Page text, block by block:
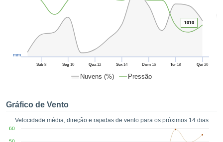
o
no
como
CONFIGURAÇÕES
Nuvens (%) Pressão
50
Sáb8 Seg10 Qua12 Sex 14 Dom16 Ter 18 Qui 20
mm
1010
Gráfico de Vento
Velocidade média, direção e rajadas de vento para os próximos 14 dias
60